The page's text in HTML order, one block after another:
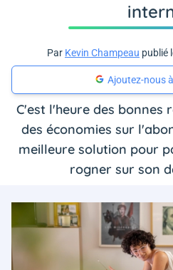
Par Kevin Champeau publié
Ajoutez-nous
C'est l'heure des bonnes
des économies sur
meilleure solution pour
rogner sur son